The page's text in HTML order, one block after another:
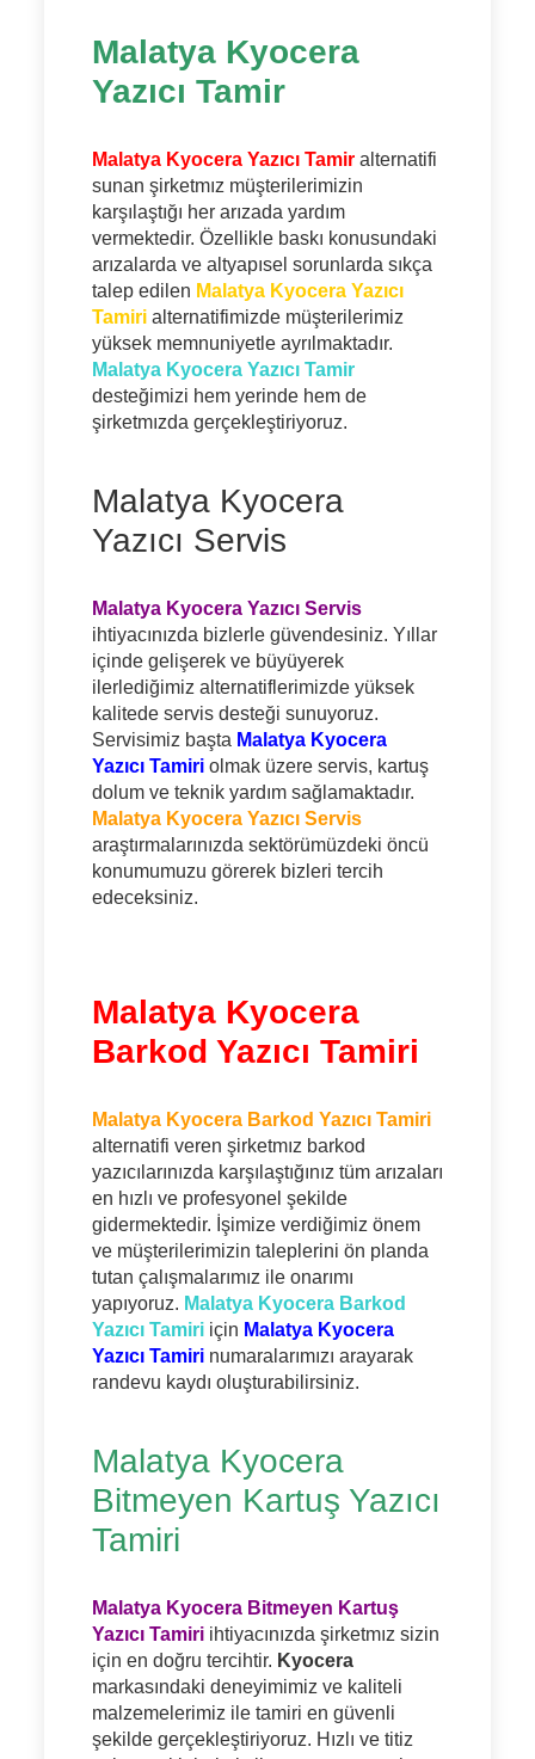
Malatya Kyocera
Yazıcı Tamir
Malatya Kyocera Yazıcı Tamiralternatifi
sunan şirketmız müşterilerimizin
karşılaştığı her arızada yardım
vermektedir. Özellikle baskı konusundaki
arızalarda ve altyapısel sorunlarda sıkça
talep edilen Malatya Kyocera Yazıcı
Tamirialternatifimizde müşterilerimiz
yüksek memnuniyetle ayrılmaktadır.
Malatya Kyocera Yazıcı Tamir
desteğimizi hem yerinde hem de
şirketmızda gerçekleştiriyoruz.
Malatya Kyocera
Yazıcı Servis
Malatya Kyocera Yazıcı Servis
ihtiyacınızda bizlerle güvendesiniz. Yıllar
içinde gelişerek ve büyüyerek
ilerlediğimiz alternatiflerimizde yüksek
kalitede servis desteği sunuyoruz.
Servisimiz başta Malatya Kyocera
Yazıcı Tamiriolmak üzere servis, kartuş
dolum ve teknik yardım sağlamaktadır.
Malatya Kyocera Yazıcı Servis
araştırmalarınızda sektörümüzdeki öncü
konumumuzu görerek bizleri tercih
edeceksiniz.
Malatya Kyocera
Barkod Yazıcı Tamiri
Malatya Kyocera Barkod Yazıcı Tamiri
alternatifi veren şirketmız barkod
yazıcılarınızda karşılaştığınız tüm arızaları
en hızlı ve profesyonel şekilde
gidermektedir. İşimize verdiğimiz önem
ve müşterilerimizin taleplerini ön planda
tutan çalışmalarımız ile onarımı
yapıyoruz. Malatya Kyocera Barkod
Yazıcı Tamiri için Malatya Kyocera
Yazıcı Tamiri numaralarımızı arayarak
randevu kaydı oluşturabilirsiniz.
Malatya Kyocera
Bitmeyen Kartuş Yazıcı
Tamiri
Malatya Kyocera Bitmeyen Kartuş
Yazıcı Tamiriihtiyacınızda şirketmız sizin
için en doğru tercihtir. Kyocera
markasındaki deneyimimiz ve kaliteli
malzemelerimiz ile tamiri en güvenli
şekilde gerçekleştiriyoruz. Hızlı ve titiz